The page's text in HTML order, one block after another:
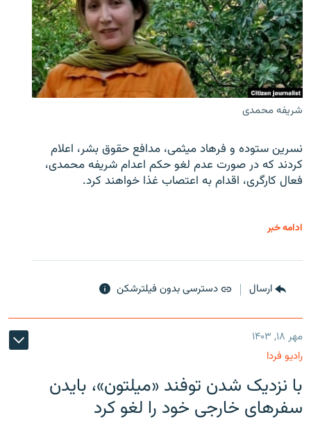
شریفه محمدی
نسرین ستوده و فرهاد میثمی، مدافع حقوق بشر، اعلام
کردند که در صورت عدم لغو حکم اعدام شریفه محمدی،
فعال کارگری، اقدام به اعتصاب غذا خواهند کرد.
ادامه خبر
ارسال دسترسی بدون فیلترشکن
مهر ۱۸, ۱۴۰۳
رادیو فردا
با نزدیک شدن توفند «میلتون»، بایدن
سفرهای خارجی خود را لغو کرد